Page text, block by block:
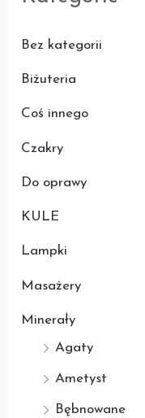
Bez kategorii
Biżuteria
Coś innego
Czakry
Do oprawy
KULE
Lampki
Masażery
Minerały
Agaty
Ametyst
Bębnowane